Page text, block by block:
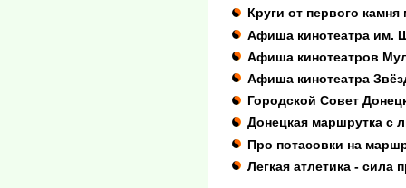
Круги от первого
Афиша кинотеатра им.
Афиша кинотеатров
Афиша кинотеатра
Городской Совет
Донецкая маршрутка с
Про потасовки на
Легкая атлетика - сила